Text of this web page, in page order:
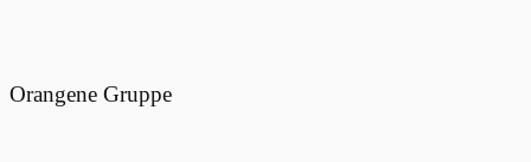
Orangene Gruppe